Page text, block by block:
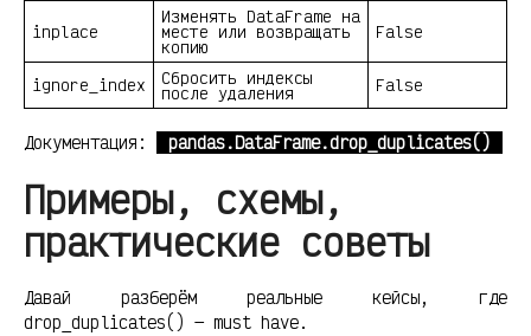
inplace
Изменять DataFrame на
месте или возвращать
копию
False
ignore_index Сбросить индексы
после удаления False
Документация: pandas.DataFrame.drop_duplicates()
Примеры, схемы,
практические советы
Давай разберём реальные кейсы, где
drop_duplicates() — must have.